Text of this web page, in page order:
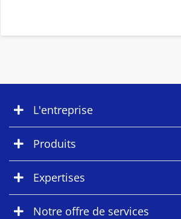
L'entreprise
Produits
Expertises
Notre offre de services